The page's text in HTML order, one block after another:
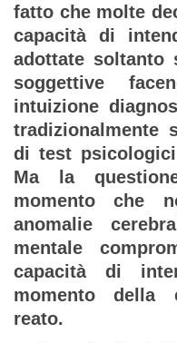
fatto che molte
capacità di
adottate soltanto
soggettive
intuizione
tradizionalmente
di test
Ma la
momento che
anomalie
mentale
capacità di
momento della
reato.